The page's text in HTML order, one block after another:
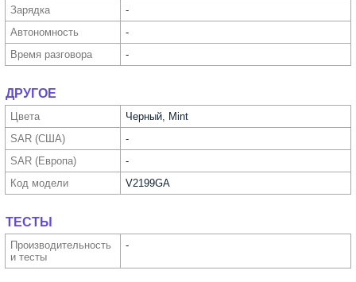
Зарядка
-
Автоно­мность
-
Время разговора
-
ДРУГОЕ
Цвета
Черный, Mint
SAR (США)
-
SAR (Европа)
-
Код модели
V2199GA
ТЕСТЫ
Производи­тельность
и тесты
-